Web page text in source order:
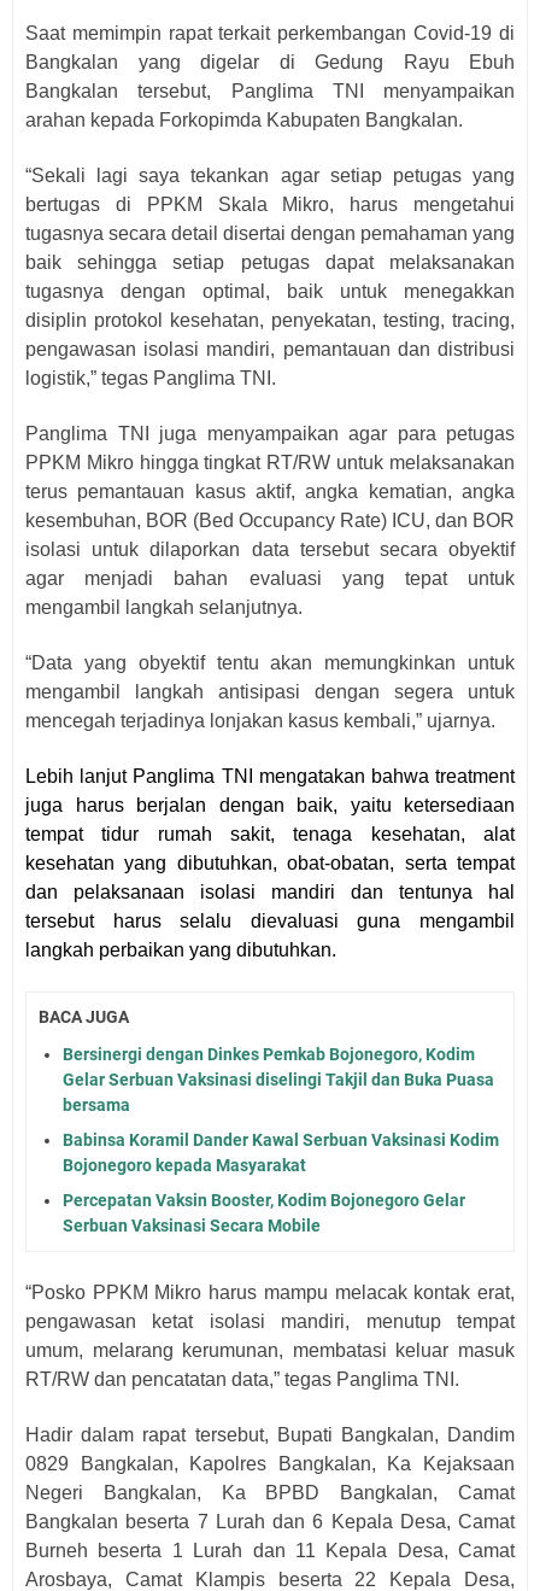
Saat memimpin rapat terkait perkembangan Covid-19 di
Bangkalan yang digelar di Gedung Rayu Ebuh
Bangkalan tersebut, Panglima TNI menyampaikan
arahan kepada Forkopimda Kabupaten Bangkalan.
“Sekali lagi saya tekankan agar setiap petugas yang
bertugas di PPKM Skala Mikro, harus mengetahui
tugasnya secara detail disertai dengan pemahaman yang
baik sehingga setiap petugas dapat melaksanakan
tugasnya dengan optimal, baik untuk menegakkan
disiplin protokol kesehatan, penyekatan, testing, tracing,
pengawasan isolasi mandiri, pemantauan dan distribusi
logistik,” tegas Panglima TNI.
Panglima TNI juga menyampaikan agar para petugas
PPKM Mikro hingga tingkat RT/RW untuk melaksanakan
terus pemantauan kasus aktif, angka kematian, angka
kesembuhan, BOR (Bed Occupancy Rate) ICU, dan BOR
isolasi untuk dilaporkan data tersebut secara obyektif
agar menjadi bahan evaluasi yang tepat untuk
mengambil langkah selanjutnya.
“Data yang obyektif tentu akan memungkinkan untuk
mengambil langkah antisipasi dengan segera untuk
mencegah terjadinya lonjakan kasus kembali,” ujarnya.
Lebih lanjut Panglima TNI mengatakan bahwa treatment
juga harus berjalan dengan baik, yaitu ketersediaan
tempat tidur rumah sakit, tenaga kesehatan, alat
kesehatan yang dibutuhkan, obat-obatan, serta tempat
dan pelaksanaan isolasi mandiri dan tentunya hal
tersebut harus selalu dievaluasi guna mengambil
langkah perbaikan yang dibutuhkan.
BACA JUGA
Bersinergi dengan Dinkes Pemkab Bojonegoro, Kodim
Gelar Serbuan Vaksinasi diselingi Takjil dan Buka Puasa
bersama
Babinsa Koramil Dander Kawal Serbuan Vaksinasi Kodim
Bojonegoro kepada Masyarakat
Percepatan Vaksin Booster, Kodim Bojonegoro Gelar
Serbuan Vaksinasi Secara Mobile
“Posko PPKM Mikro harus mampu melacak kontak erat,
pengawasan ketat isolasi mandiri, menutup tempat
umum, melarang kerumunan, membatasi keluar masuk
RT/RW dan pencatatan data,” tegas Panglima TNI.
Hadir dalam rapat tersebut, Bupati Bangkalan, Dandim
0829 Bangkalan, Kapolres Bangkalan, Ka Kejaksaan
Negeri Bangkalan, Ka BPBD Bangkalan, Camat
Bangkalan beserta 7 Lurah dan 6 Kepala Desa, Camat
Burneh beserta 1 Lurah dan 11 Kepala Desa, Camat
Arosbaya, Camat Klampis beserta 22 Kepala Desa,